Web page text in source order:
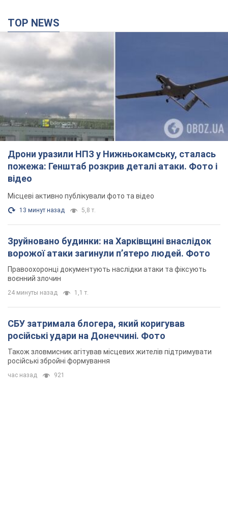
TOP NEWS
Дрони уразили НПЗ у Нижньокамську, сталась
пожежа: Генштаб розкрив деталі атаки. Фото і
відео
Місцеві активно публікували фото та відео
13 минут назад 5,8 т.
Зруйновано будинки: на Харківщині внаслідок
ворожої атаки загинули п’ятеро людей. Фото
Правоохоронці документують наслідки атаки та фіксують
воєнний злочин
24 минуты назад 1,1 т.
СБУ затримала блогера, який коригував
російські удари на Донеччині. Фото
Також зловмисник агітував місцевих жителів підтримувати
російські збройні формування
час назад 921